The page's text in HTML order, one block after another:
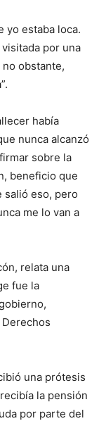
yo estaba loca.
por una
no obstante,
había
nunca alcanzó
sobre la
beneficio que
salió eso, pero
me lo van a
relata una
fue la
una prótesis
la pensión
por parte del